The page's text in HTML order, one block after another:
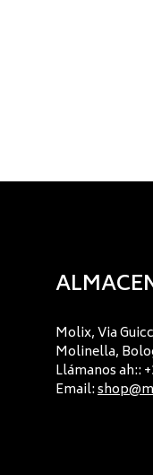
Molix, Via
Molinella,
Llámanos ah::
Email: